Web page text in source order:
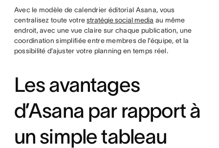
Avec le modèle de calendrier éditorial Asana, vous
centralisez toute votrestratégie social media au même
endroit, avec une vue claire sur chaque publication, une
coordination simplifiée entre membres de l’équipe, et la
possibilité d’ajuster votre planning en temps réel.
Les avantages
d’Asana par rapport à
un simple tableau